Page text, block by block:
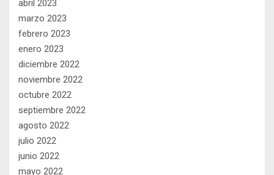
abril 2023
marzo 2023
febrero 2023
enero 2023
diciembre 2022
noviembre 2022
octubre 2022
septiembre 2022
agosto 2022
julio 2022
junio 2022
mayo 2022